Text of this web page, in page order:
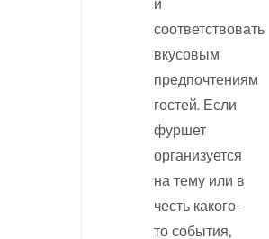
и
соответствовать
вкусовым
предпочтениям
гостей. Если
фуршет
организуется
на тему или в
честь какого-
то события,